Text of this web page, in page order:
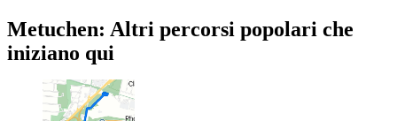
Metuchen: Altri percorsi popolari che
iniziano qui